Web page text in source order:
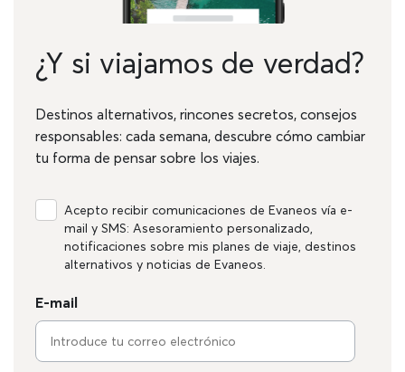
¿Y si viajamos de verdad?
Destinos alternativos, rincones secretos, consejos
responsables: cada semana, descubre cómo cambiar
tu forma de pensar sobre los viajes.
Acepto recibir comunicaciones de Evaneos vía e-
mail y SMS: Asesoramiento personalizado,
notificaciones sobre mis planes de viaje, destinos
alternativos y noticias de Evaneos.
E-mail